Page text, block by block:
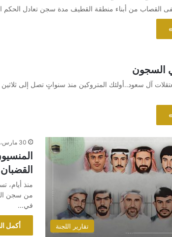
القصاب من أبناء منطقة القطيف مدة سجن تعادل الحكم
السجون
آل سعود..أولئك المتروكين منذ سنواتٍ تصل إلى ثلاثين
تقارير اللجنة
30 مارس، 2024
القضبان
منذ أيام،
من سجن
في…
أكمل